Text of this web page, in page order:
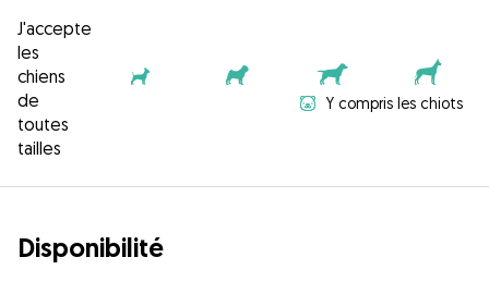
J'accepte
les
chiens
de
toutes
tailles
Y compris les chiots
Disponibilité